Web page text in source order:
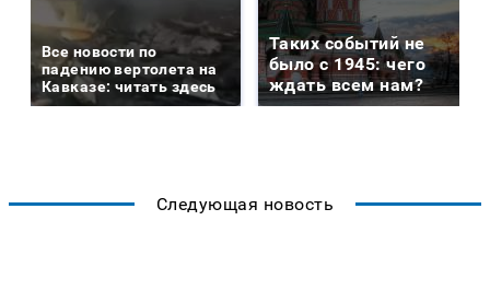
Все новости по
падению вертолета на
Кавказе: читать здесь
Таких событий не
было с 1945: чего
ждать всем нам?
Следующая новость